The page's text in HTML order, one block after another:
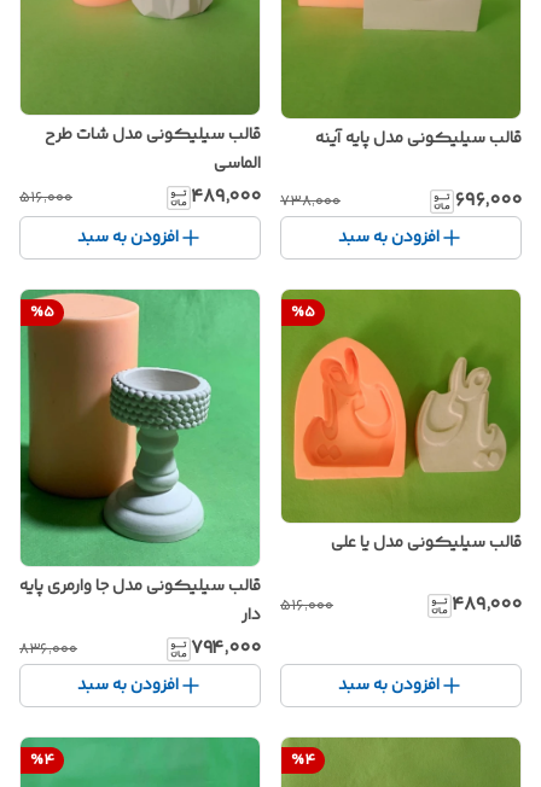
قالب سیلیکونی مدل پایه آینه
۶۹۶٬۰۰۰ ۷۳۸٬۰۰۰
افزودن به سبد
قالب سیلیکونی مدل شات طرح
الماسی
۴۸۹٬۰۰۰ ۵۱۶٬۰۰۰
افزودن به سبد
%5
قالب سیلیکونی مدل یا علی
۴۸۹٬۰۰۰ ۵۱۶٬۰۰۰
افزودن به سبد
%5
قالب سیلیکونی مدل جا وارمری پایه
دار
۷۹۴٬۰۰۰ ۸۳۶٬۰۰۰
افزودن به سبد
%4
%4